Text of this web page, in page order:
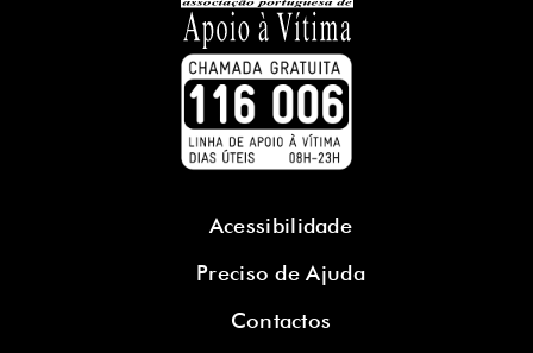
Acessibilidade
Preciso de Ajuda
Contactos